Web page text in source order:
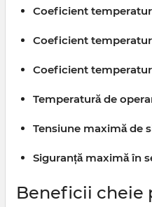
Coeficient
Coeficient
Coeficient
Temperatură de
Tensiune maximă de
Siguranță maximă în
Beneficii cheie